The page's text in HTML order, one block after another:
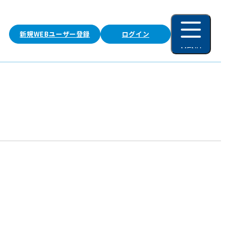
新規WEBユーザー登録 ログイン
MENU